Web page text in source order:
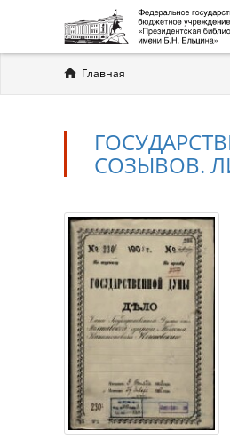
Вы
здесь
Главная
СОЗЫВОВ.